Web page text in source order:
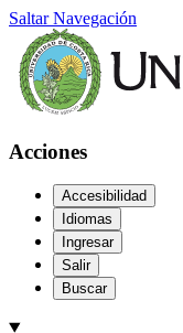
Saltar Navegación
Acciones
Accesibilidad
Idiomas
Ingresar
Salir
Buscar